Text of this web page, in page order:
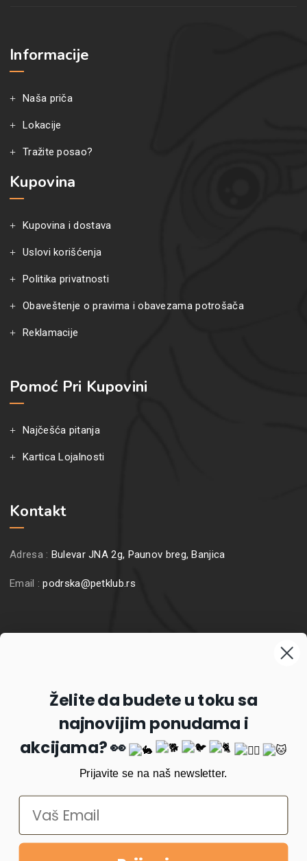
Informacije
Naša priča
Lokacije
Tražite posao?
Kupovina
Kupovina i dostava
Uslovi korišćenja
Politika privatnosti
Obaveštenje o pravima i obavezama potrošača
Reklamacije
Pomoć Pri Kupovini
Najčešća pitanja
Kartica Lojalnosti
Kontakt
Adresa : Bulevar JNA 2g, Paunov breg, Banjica
Email :podrska@petklub.rs
Prijavi se
Želite da budete u toku sa
najnovijim ponudama i
akcijama? 👀
Prijavite se na naš newsletter.